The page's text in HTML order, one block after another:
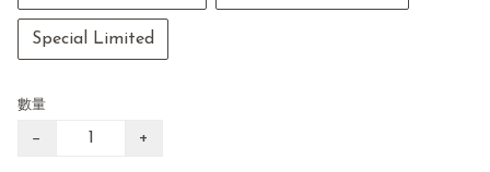
Special Limited
數量
− +